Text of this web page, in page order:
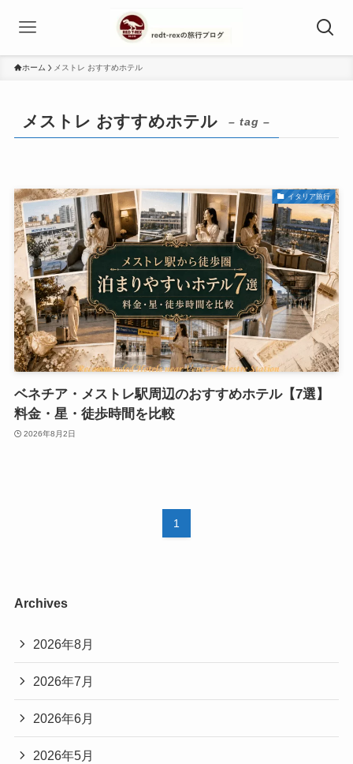
ホーム メストレ おすすめホテル
メストレ おすすめホテル – tag –
イタリア旅行
ベネチア・メストレ駅周辺のおすすめホテル【7選】
料金・星・徒歩時間を比較
2026年8月2日
1
Archives
2026年8月
2026年7月
2026年6月
2026年5月